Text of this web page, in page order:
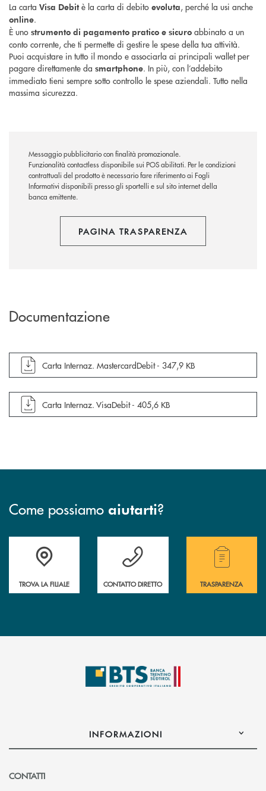
La carta Visa Debit è la carta di debito evoluta, perché la usi anche
online.
È uno strumento di pagamento pratico e sicuro abbinato a un
conto corrente, che ti permette di gestire le spese della tua attività.
Puoi acquistare in tutto il mondo e associarla ai principali wallet per
pagare direttamente da smartphone. In più, con l’addebito
immediato tieni sempre sotto controllo le spese aziendali. Tutto nella
massima sicurezza.
Messaggio pubblicitario con finalità promozionale.
Funzionalità contactless disponibile sui POS abilitati. Per le condizioni
contrattuali del prodotto è necessario fare riferimento ai Fogli
Informativi disponibili presso gli sportelli e sul sito internet della
banca emittente.
PAGINA TRASPARENZA
Documentazione
apre documento in una nuova finestra
Carta Internaz. MastercardDebit - 347,9 KB
apre documento in una nuova finestra
Carta Internaz. VisaDebit - 405,6 KB
Come possiamo aiutarti?
Accedi all' elenco completo delle filiali.
TROVA LA FILIALE
Hai bisogno di assistenza immediata?
CONTATTO DIRETTO
Hai bisogno di
TRASPARENZA
INFORMAZIONI
CONTATTI